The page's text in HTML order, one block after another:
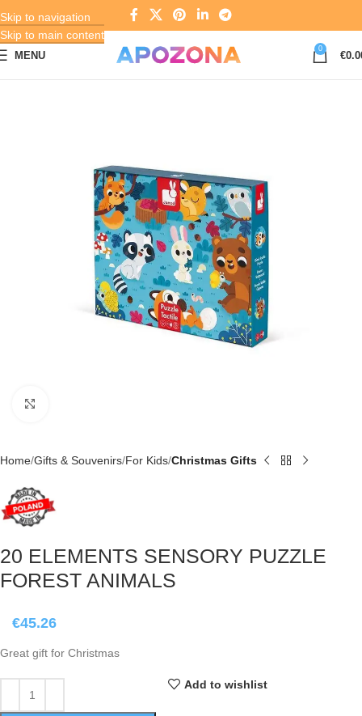
Skip to navigation
Skip to main content
MENU
0
€
Home Gifts & Souvenirs For Kids Christmas Gifts
20 ELEMENTS SENSORY PUZZLE
FOREST ANIMALS
€45.26
Great gift for Christmas
Add to wishlist